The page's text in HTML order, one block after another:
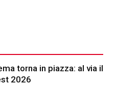
torna in piazza: al via il
2026